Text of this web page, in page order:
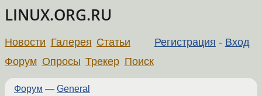
LINUX.ORG.RU
Регистрация - Вход
Новости Галерея Статьи
Форум Опросы Трекер Поиск
Форум — General